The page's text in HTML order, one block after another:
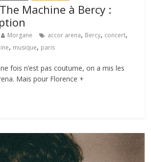
Machine à Bercy :
Morgane accor arena, Bercy, concert,
, musique, paris
fois n’est pas coutume, on a mis les
Mais pour Florence +